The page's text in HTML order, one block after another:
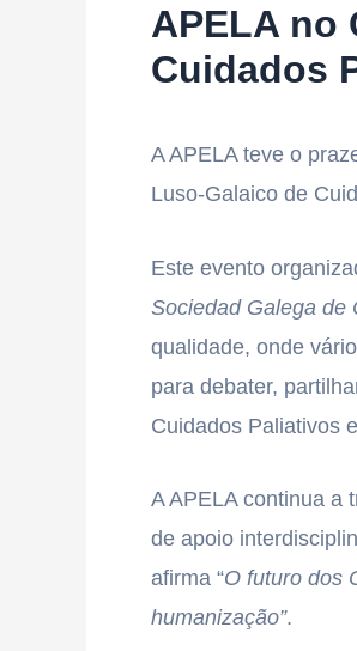
APELA no
Cuidados
A APELA teve o
Luso-Galaico de
Este evento
Sociedad Galega de
qualidade, onde
para debater,
Cuidados Paliativos
A APELA continua a
de apoio
afirma “O futuro dos
humanização”.